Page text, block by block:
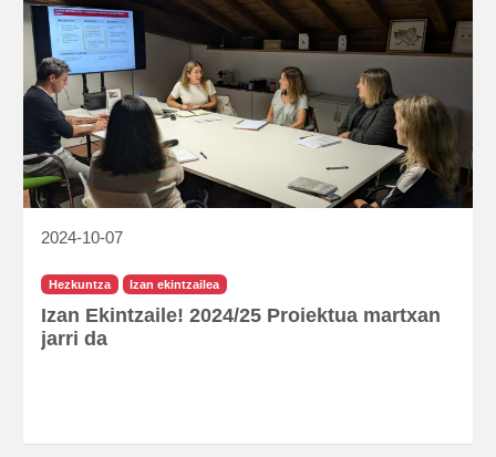
2024-10-07
Hezkuntza Izan ekintzailea
Izan Ekintzaile! 2024/25 Proiektua martxan
jarri da